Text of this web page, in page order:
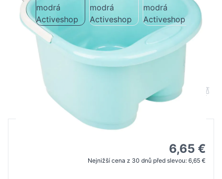
Miska na pedikúru s valčekmi modrá
Activeshop
B2B cena Maloobchodní cena
6,65 €
Nejnižší cena z 30 dnů před slevou: 6,65 €